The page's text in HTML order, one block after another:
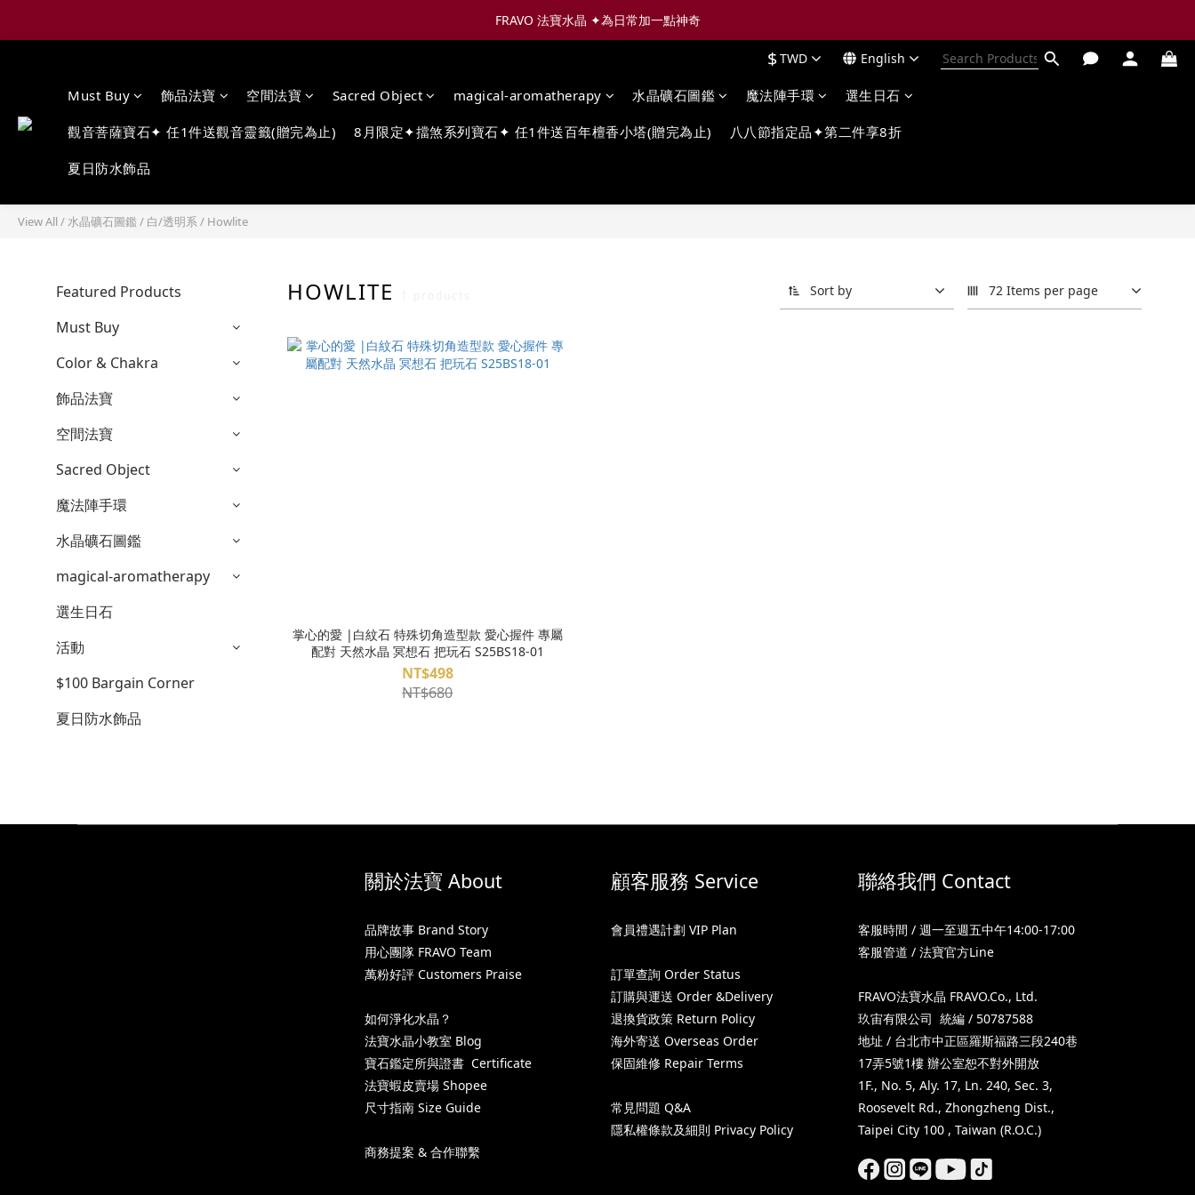
FRAVO 法寶水晶 ✦為日常加一點神奇
$TWD English
Must Buy 飾品法寶 空間法寶 Sacred Object magical-aromatherapy 水晶礦石圖鑑 魔法陣手環 選生日石
觀音菩薩寶石✦ 任1件送觀音靈籤(贈完為止) 8月限定✦擋煞系列寶石✦ 任1件送百年檀香小塔(贈完為止) 八八節指定品✦第二件享8折
夏日防水飾品
View All/水晶礦石圖鑑 / 白/透明系 / Howlite
Featured Products
Must Buy
Color & Chakra
飾品法寶
空間法寶
Sacred Object
魔法陣手環
水晶礦石圖鑑
magical-aromatherapy
選生日石
活動
$100 Bargain Corner
夏日防水飾品
HOWLITE Sort by 72 Items per page
掌心的愛 |白紋石 特殊切角造型款 愛心握件 專屬
配對 天然水晶 冥想石 把玩石 S25BS18-01
NT$498
NT$680
關於法寶 About
品牌故事 Brand Story
用心團隊 FRAVO Team
萬粉好評 Customers Praise
如何淨化水晶？
法寶水晶小教室 Blog
寶石鑑定所與證書 Certificate
法寶蝦皮賣場 Shopee
尺寸指南 Size Guide
商務提案 & 合作聯繫
顧客服務 Service
會員禮遇計劃 VIP Plan
訂單查詢 Order Status
訂購與運送 Order &Delivery
退換貨政策 Return Policy
海外寄送 Overseas Order
保固維修 Repair Terms
常見問題 Q&A
隱私權條款及細則 Privacy Policy
聯絡我們 Contact
客服時間 / 週一至週五中午14:00-17:00
客服管道 / 法寶官方Line
FRAVO法寶水晶 FRAVO.Co., Ltd.
玖宙有限公司 統編 / 50787588
地址 / 台北市中正區羅斯福路三段240巷
17弄5號1樓 辦公室恕不對外開放
1F., No. 5, Aly. 17, Ln. 240, Sec. 3,
Roosevelt Rd., Zhongzheng Dist.,
Taipei City 100 , Taiwan (R.O.C.)